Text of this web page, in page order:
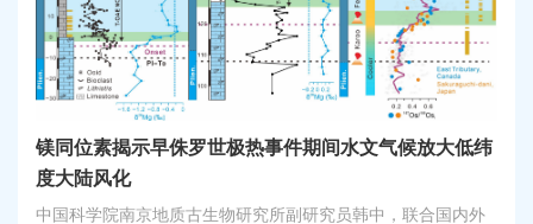
镁同位素揭示早侏罗世极热事件期间水文气候放大低纬
度大陆风化
中国科学院南京地质古生物研究所副研究员韩中，联合国内外